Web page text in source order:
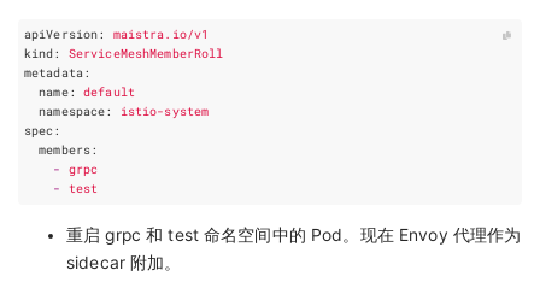
apiVersion:
maistra.io/v1
kind :
ServiceMeshMemberRoll
metadata:
name:
default
namespace:
istio-system
spec :
members:
-
grpc
-
test
重启 grpc 和 test 命名空间中的 Pod。现在 Envoy 代理作为
sidecar 附加。